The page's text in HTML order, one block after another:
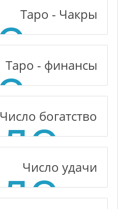
Таро - Чакры
Таро - финансы
Число богатство
Число удачи